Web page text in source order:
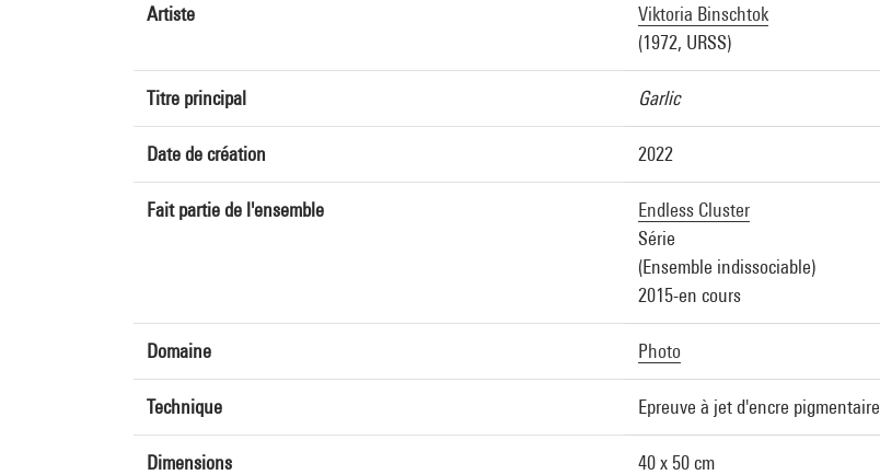
Artiste
Viktoria Binschtok
(1972, URSS)
Titre principal Garlic
Date de création 2022
Fait partie de l'ensemble
Endless Cluster
Série
(Ensemble indissociable)
2015-en cours
Domaine Photo
Technique Epreuve à jet d'encre pigmentaire
Dimensions 40 x 50 cm